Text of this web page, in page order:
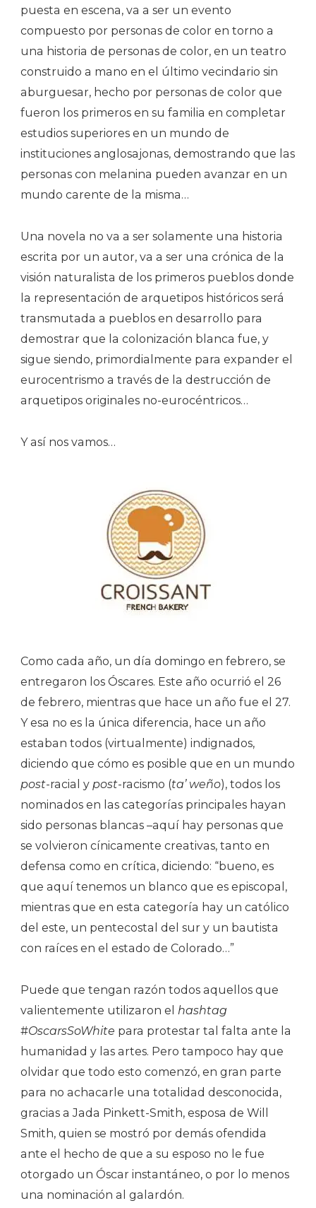
puesta en escena, va a ser un evento
compuesto por personas de color en torno a
una historia de personas de color, en un teatro
construido a mano en el último vecindario sin
aburguesar, hecho por personas de color que
fueron los primeros en su familia en completar
estudios superiores en un mundo de
instituciones anglosajonas, demostrando que las
personas con melanina pueden avanzar en un
mundo carente de la misma…
Una novela no va a ser solamente una historia
escrita por un autor, va a ser una crónica de la
visión naturalista de los primeros pueblos donde
la representación de arquetipos históricos será
transmutada a pueblos en desarrollo para
demostrar que la colonización blanca fue, y
sigue siendo, primordialmente para expander el
eurocentrismo a través de la destrucción de
arquetipos originales no-eurocéntricos…
Y así nos vamos…
Como cada año, un día domingo en febrero, se
entregaron los Óscares. Este año ocurrió el 26
de febrero, mientras que hace un año fue el 27.
Y esa no es la única diferencia, hace un año
estaban todos (virtualmente) indignados,
diciendo que cómo es posible que en un mundo
post-racial y post-racismo (ta’ weño), todos los
nominados en las categorías principales hayan
sido personas blancas –aquí hay personas que
se volvieron cínicamente creativas, tanto en
defensa como en crítica, diciendo: “bueno, es
que aquí tenemos un blanco que es episcopal,
mientras que en esta categoría hay un católico
del este, un pentecostal del sur y un bautista
con raíces en el estado de Colorado…”
Puede que tengan razón todos aquellos que
valientemente utilizaron el hashtag
#OscarsSoWhite para protestar tal falta ante la
humanidad y las artes. Pero tampoco hay que
olvidar que todo esto comenzó, en gran parte
para no achacarle una totalidad desconocida,
gracias a Jada Pinkett-Smith, esposa de Will
Smith, quien se mostró por demás ofendida
ante el hecho de que a su esposo no le fue
otorgado un Óscar instantáneo, o por lo menos
una nominación al galardón.